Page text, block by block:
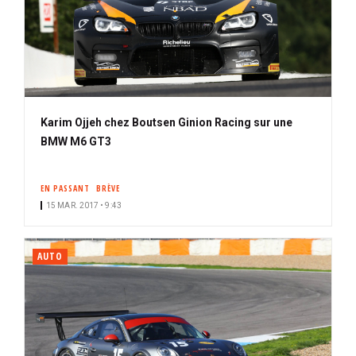
Karim Ojjeh chez Boutsen Ginion Racing sur une
BMW M6 GT3
EN PASSANT BRÈVE
15 MAR. 2017 • 9:43
AUTO